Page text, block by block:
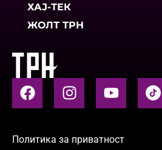
ХАЈ-ТЕК
ЖОЛТ ТРН
Политика за приватност